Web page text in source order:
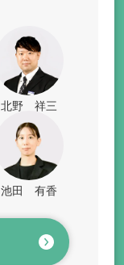
北野 祥三
池田 有香